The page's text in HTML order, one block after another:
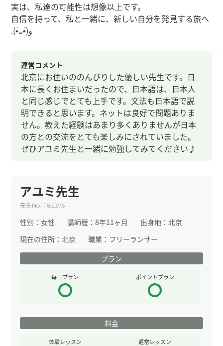
実は、私達の可能性は想像以上です。
自信を持って、私と一緒に、新しい自分を発見する旅へ
.(•̀ᴗ•́)و
運営コメント
北京にお住いののんびりした優しい先生です。日
本に長くお住まいだったので、日本語は、日本人
と同じ感じでとても上手です。文法も日本語で説
明できると思います。ネットは良好で問題ありま
せん。教えた経験はあまり多くありませんが日本
の方との交流をとても楽しみにされていました。
ぜひアユミ先生と一緒に勉強してみてください♪
アユミ先生
先生No. ：82375
性別：女性 講師歴：8年11ヶ月 出身地：北京
現在の住所：北京 職業： フリーランサー
プラン
毎日プラン ポイントプラン
料金
体験レッスン 通常レッスン